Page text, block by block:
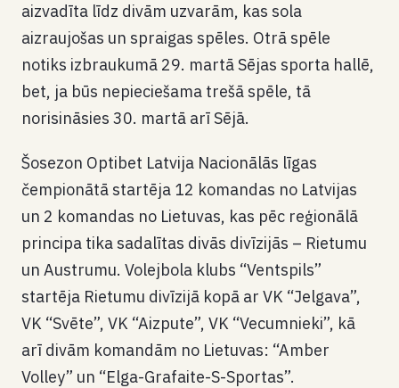
aizvadīta līdz divām uzvarām, kas sola
aizraujošas un spraigas spēles. Otrā spēle
notiks izbraukumā 29. martā Sējas sporta hallē,
bet, ja būs nepieciešama trešā spēle, tā
norisināsies 30. martā arī Sējā.
Šosezon Optibet Latvija Nacionālās līgas
čempionātā startēja 12 komandas no Latvijas
un 2 komandas no Lietuvas, kas pēc reģionālā
principa tika sadalītas divās divīzijās – Rietumu
un Austrumu. Volejbola klubs “Ventspils”
startēja Rietumu divīzijā kopā ar VK “Jelgava”,
VK “Svēte”, VK “Aizpute”, VK “Vecumnieki”, kā
arī divām komandām no Lietuvas: “Amber
Volley” un “Elga-Grafaite-S-Sportas”.